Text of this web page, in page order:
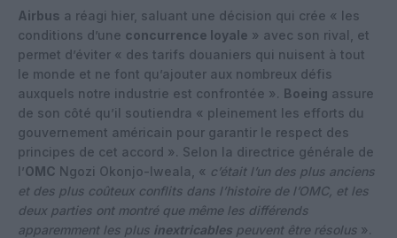
Airbus a réagi hier, saluant une décision qui crée « les
conditions d’une concurrence loyale » avec son rival, et
permet d’éviter « des tarifs douaniers qui nuisent à tout
le monde et ne font qu’ajouter aux nombreux défis
auxquels notre industrie est confrontée ». Boeing assure
de son côté qu’il soutiendra « pleinement les efforts du
gouvernement américain pour garantir le respect des
principes de cet accord ». Selon la directrice générale de
l’OMC Ngozi Okonjo-Iweala, « c’était l’un des plus anciens
et des plus coûteux conflits dans l’histoire de l’OMC, et les
deux parties ont montré que même les différends
apparemment les plus inextricables peuvent être résolus ».